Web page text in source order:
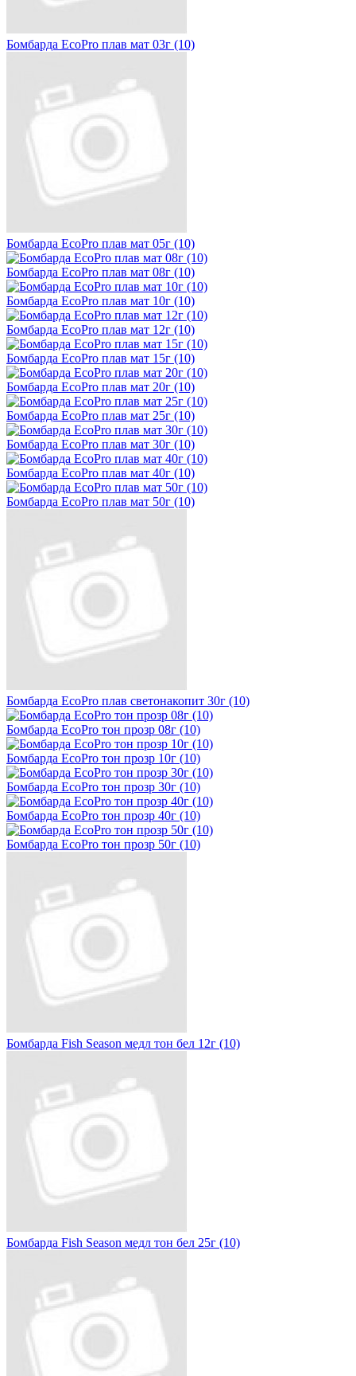
Бомбарда EcoPro плав мат 03г (10)
Бомбарда EcoPro плав мат 05г (10)
Бомбарда EcoPro плав мат 08г (10)
Бомбарда EcoPro плав мат 10г (10)
Бомбарда EcoPro плав мат 12г (10)
Бомбарда EcoPro плав мат 15г (10)
Бомбарда EcoPro плав мат 20г (10)
Бомбарда EcoPro плав мат 25г (10)
Бомбарда EcoPro плав мат 30г (10)
Бомбарда EcoPro плав мат 40г (10)
Бомбарда EcoPro плав мат 50г (10)
Бомбарда EcoPro плав светонакопит 30г (10)
Бомбарда EcoPro тон прозр 08г (10)
Бомбарда EcoPro тон прозр 10г (10)
Бомбарда EcoPro тон прозр 30г (10)
Бомбарда EcoPro тон прозр 40г (10)
Бомбарда EcoPro тон прозр 50г (10)
Бомбарда Fish Season медл тон бел 12г (10)
Бомбарда Fish Season медл тон бел 25г (10)